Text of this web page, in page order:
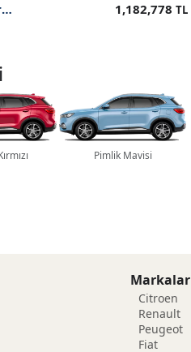
2025 Luxury 1.5 T-GDI 258 BG Plug-in Hybrid ÖTV İndirimli Fiyatı 1,182,778 TL
Pimlik Mavisi
Markalar
Citroen
Renault
Peugeot
Fiat